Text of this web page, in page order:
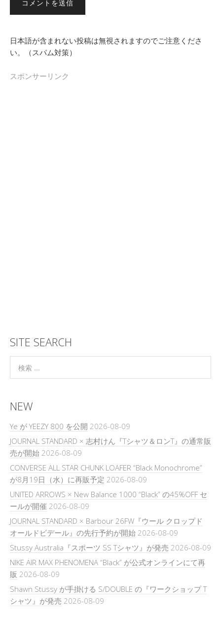
日本語が含まれない投稿は無視されますのでご注意くださ
い。（スパム対策）
スポンサーリンク
SITE SEARCH
NEW
Ye が YEEZY 800 を公開 2026-08-09
JOURNAL STANDARD × 志村けん『Tシャツ＆ロンT』の通常販
売が開始 2026-08-09
CONVERSE ALL STAR CHUNK LOAFER “Black Monochrome”
が8月19日（水）に再販予定 2026-08-09
UNITED ARROWS × New Balance 1000 “Black” の45%OFF セ
ールが開催 2026-08-09
JOURNAL STANDARD × Barbour 26FW『ウール クロップド
オールドビデール』の先行予約が開始 2026-08-09
Stussy Australia『スポーツ SS Tシャツ』が発売 2026-08-09
NIKE AIR MAX PHENOMENA “Black” が公式オンラインにて再
販 2026-08-09
Shawn Stussy が手掛ける S/DOUBLE の『ワークショップ T
シャツ』が発売 2026-08-09